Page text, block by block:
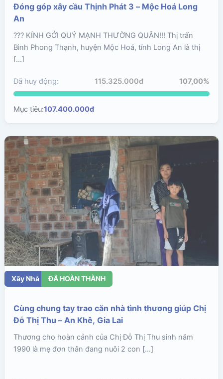
Đóng góp xây cầu Thịnh Phát 3 – Mộc Hoá Long
An
??? KÍNH GỞI QUÝ MẠNH THƯỜNG QUÂN!!! Thị trấn
Bình Phong Thạnh, huyện Mộc Hoá, tỉnh Long An là thị
[…]
Đã huy động: 115.325.000đ 107,00%
Mục tiêu:107.400.000đ
Xây Nhà ĐÃ HOÀN THÀNH
Cùng chung tay trao căn nhà tình thương giúp Chị
Đỗ Thị Thu – An Khê, Gia Lai
Thương cho hoàn cảnh của Chị Đỗ Thị Thu sinh năm
1990 là mẹ đơn thân đang nuôi 2 con […]